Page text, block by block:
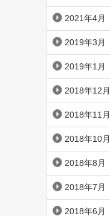
2021年4月
2019年3月
2019年1月
2018年12月
2018年11月
2018年10月
2018年8月
2018年7月
2018年6月